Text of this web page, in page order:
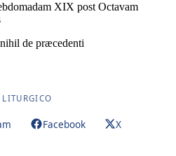
XIX post Octavam
de præcedenti
Facebook
X